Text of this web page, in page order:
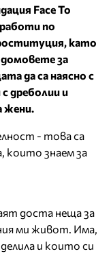
Face To
по
като
за
да са наясно с
дреболии и
жени.
- това са
които знаем за
доста неща за
ми живот. Има,
и които си